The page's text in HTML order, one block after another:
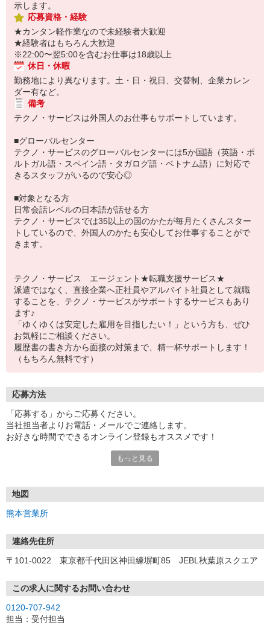
示します。
応募資格・経験
★カンタン軽作業なので未経験者大歓迎
★経験者はもちろん大歓迎
※22:00〜翌5:00を含むお仕事は18歳以上
休日・休暇
勤務地により異なります。土・日・祝日、交替制、企業カレン
ダー有など。
備考
テクノ・サービスは外国人のお仕事もサポートしています。
■グローバルセンター
テクノ・サービスのグローバルセンターには5か国語（英語・ポ
ルトガル語・スペイン語・タガログ語・ベトナム語）に対応で
きるスタッフがいるので安心◎
■対象となる方
日常会話レベルの日本語が話せる方
テクノ・サービスでは35以上の国のかたが毎月たくさんスター
トしているので、外国人のかたも安心してお仕事することがで
きます。
テクノ・サービス エージェント★転職支援サービス★
派遣ではなく、直接企業へ正社員やアルバイト社員として就職
することを、テクノ・サービスがサポートするサービスもあり
ます♪
「ゆくゆくは安定した雇用を目指したい！」という方も、ぜひ
お気軽にご相談ください。
履歴書の書き方から面接の対策まで、精一杯サポートします！
（もちろん無料です）
応募方法
「応募する」からご応募ください。
当社担当者よりお電話・メールでご連絡します。
お好きな時間でできるオンライン登録もオススメです！
もっと見る
地図
熊本営業所
連絡先住所
〒101-0022 東京都千代田区神田練塀町85 JEBL秋葉原スクエア
この求人に関するお問い合わせ
0120-707-942
担当：受付担当